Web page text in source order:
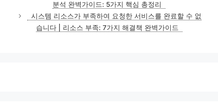
분석 완벽가이드: 5가지 핵심 총정리
시스템 리소스가 부족하여 요청한 서비스를 완료할 수 없
습니다 | 리소스 부족: 7가지 해결책 완벽가이드